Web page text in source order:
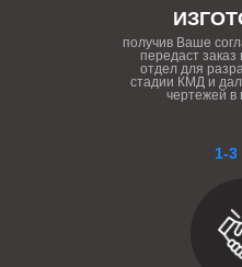
1-3
получив Ваше
передаст заказ
отдел для
стадии КМД и
чертежей в